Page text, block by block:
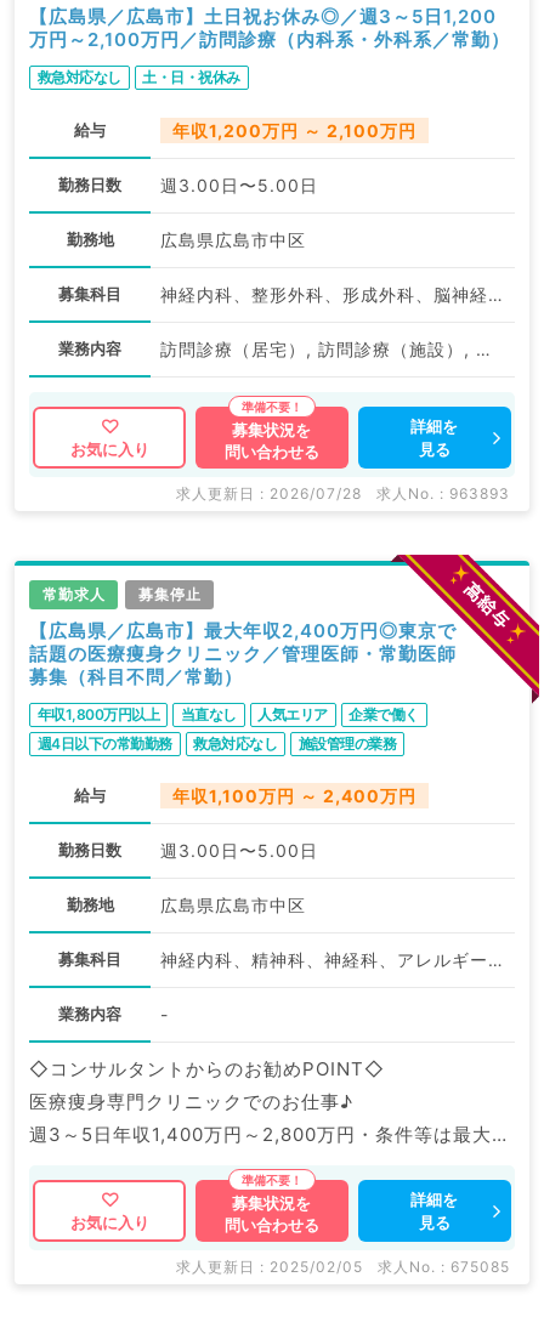
【広島県／広島市】土日祝お休み◎／週3～5日1,200
万円～2,100万円／訪問診療（内科系・外科系／常勤）
救急対応なし 土・日・祝休み
給与 年収1,200万円 ～ 2,100万円
勤務日数 週3.00日〜5.00日
勤務地 広島県広島市中区
募集科目 神経内科、整形外科、形成外科、脳神経外科、呼吸器外科、心臓血管外科、泌尿器科、一般内科、循環器内科、呼吸器内科、消化器内科、内分泌・代謝内科、腎臓内科、老年内科、血液内科、外科系全般、一般外科、消化器外科、乳腺外科、膠原病科、大腸・肛門外科
業務内容 訪問診療（居宅）, 訪問診療（施設）, その他, その他
お気に入り
募集状況を
問い合わせる
詳細を
見る
求人更新日 : 2026/07/28 求人No. : 963893
常勤求人 募集停止
【広島県／広島市】最大年収2,400万円◎東京で
話題の医療痩身クリニック／管理医師・常勤医師
募集（科目不問／常勤）
年収1,800万円以上 当直なし 人気エリア
企業で働く
週4日以下の常勤勤務
救急対応なし
施設管理の業務
WEB面接可
高給与
給与 年収1,100万円 ～ 2,400万円
勤務日数 週3.00日〜5.00日
勤務地 広島県広島市中区
募集科目 神経内科、精神科、神経科、アレルギー科、リウマチ科、小児科、整形外科、形成外科、美容外科、脳神経外科、呼吸器外科、心臓血管外科、小児外科、皮膚科、泌尿器科、産婦人科、産科、婦人科、眼科、耳鼻咽喉科、気管食道科、放射線科、リハビリテーション科、麻酔科、ペインクリニック、人工透析科、緩和ケア科、一般内科、循環器内科、呼吸器内科、消化器内科、内分泌・代謝内科、腎臓内科、老年内科、血液内科、外科系全般、一般外科、消化器外科、乳腺外科、総合診療科、美容皮膚科、健診・人間ドック、救急科・ＩＣＵ、病理科、基礎医学系、膠原病科、スポーツ整形外科、大腸・肛門外科、その他、産業医、科目不問
業務内容 -
◇コンサルタントからのお勧めPOINT◇
医療痩身専門クリニックでのお仕事♪
週3～5日年収1,400万円～2,800万円・条件等は最大限
考慮◎しっかり稼ぎたい先生にもおススメです。
マイナビDOCTORでは病院やクリニックなどの医療機
関求人はもちろんのこと、
お気に入り
募集状況を
問い合わせる
詳細を
見る
求人更新日 : 2025/02/05 求人No. : 675085